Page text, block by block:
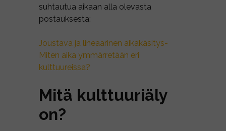
suhtautua aikaan alla olevasta
postauksesta:
Joustava ja lineaarinen aikakäsitys-
Miten aika ymmärretään eri
kulttuureissa?
Mitä kulttuuriäly
on?